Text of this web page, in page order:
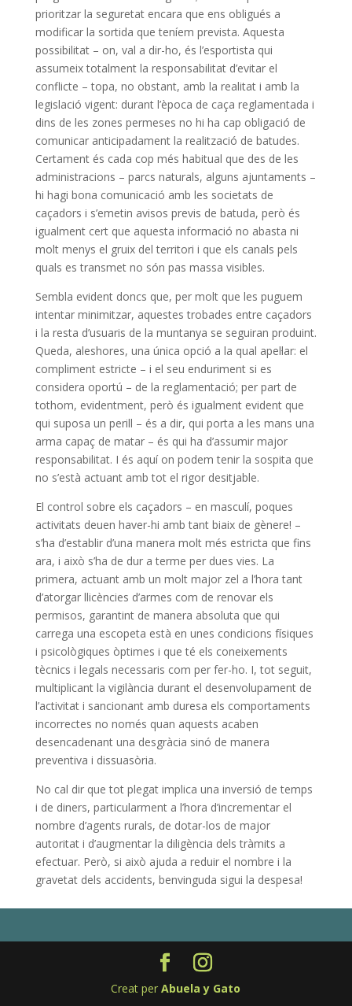
prioritzar la seguretat encara que ens obligués a
modificar la sortida que teníem prevista. Aquesta
possibilitat – on, val a dir-ho, és l’esportista qui
assumeix totalment la responsabilitat d’evitar el
conflicte – topa, no obstant, amb la realitat i amb la
legislació vigent: durant l’època de caça reglamentada i
dins de les zones permeses no hi ha cap obligació de
comunicar anticipadament la realització de batudes.
Certament és cada cop més habitual que des de les
administracions – parcs naturals, alguns ajuntaments –
hi hagi bona comunicació amb les societats de
caçadors i s’emetin avisos previs de batuda, però és
igualment cert que aquesta informació no abasta ni
molt menys el gruix del territori i que els canals pels
quals es transmet no són pas massa visibles.
Sembla evident doncs que, per molt que les puguem
intentar minimitzar, aquestes trobades entre caçadors
i la resta d’usuaris de la muntanya se seguiran produint.
Queda, aleshores, una única opció a la qual apel·lar: el
compliment estricte – i el seu enduriment si es
considera oportú – de la reglamentació; per part de
tothom, evidentment, però és igualment evident que
qui suposa un perill – és a dir, qui porta a les mans una
arma capaç de matar – és qui ha d’assumir major
responsabilitat. I és aquí on podem tenir la sospita que
no s’està actuant amb tot el rigor desitjable.
El control sobre els caçadors – en masculí, poques
activitats deuen haver-hi amb tant biaix de gènere! –
s’ha d’establir d’una manera molt més estricta que fins
ara, i això s’ha de dur a terme per dues vies. La
primera, actuant amb un molt major zel a l’hora tant
d’atorgar llicències d’armes com de renovar els
permisos, garantint de manera absoluta que qui
carrega una escopeta està en unes condicions físiques
i psicològiques òptimes i que té els coneixements
tècnics i legals necessaris com per fer-ho. I, tot seguit,
multiplicant la vigilància durant el desenvolupament de
l’activitat i sancionant amb duresa els comportaments
incorrectes no només quan aquests acaben
desencadenant una desgràcia sinó de manera
preventiva i dissuasòria.
No cal dir que tot plegat implica una inversió de temps
i de diners, particularment a l’hora d’incrementar el
nombre d’agents rurals, de dotar-los de major
autoritat i d’augmentar la diligència dels tràmits a
efectuar. Però, si això ajuda a reduir el nombre i la
gravetat dels accidents, benvinguda sigui la despesa!
Creat perAbuela y Gato